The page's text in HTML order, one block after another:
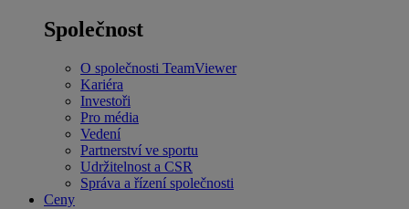
Společnost
O společnosti TeamViewer
Kariéra
Investoři
Pro média
Vedení
Partnerství ve sportu
Udržitelnost a CSR
Správa a řízení společnosti
Ceny